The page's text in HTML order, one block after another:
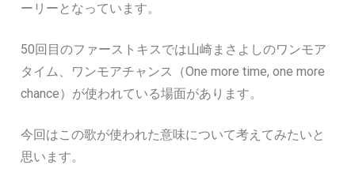
ーリーとなっています。
50回目のファーストキスでは山崎まさよしのワンモア
タイム、ワンモアチャンス（One more time, one more
chance）が使われている場面があります。
今回はこの歌が使われた意味について考えてみたいと
思います。